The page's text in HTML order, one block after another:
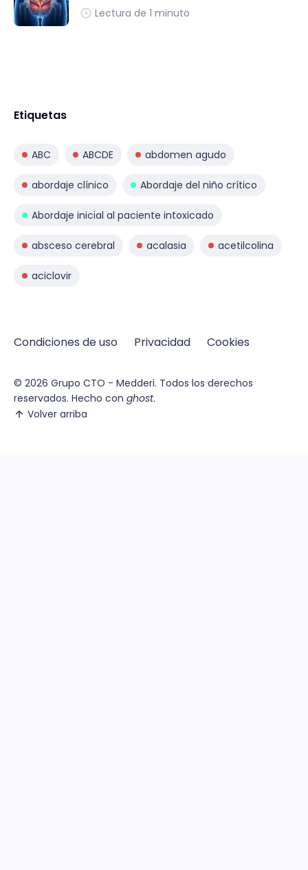
Lectura de 1 minuto
Etiquetas
ABC ABCDE abdomen agudo
abordaje clínico Abordaje del niño crítico
Abordaje inicial al paciente intoxicado
absceso cerebral acalasia acetilcolina
aciclovir
Condiciones de uso Privacidad Cookies
© 2026 Grupo CTO - Medderi. Todos los derechos
reservados. Hecho con ghost.
Volver arriba